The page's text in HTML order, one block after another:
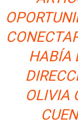
HABÍA
OLIVIA